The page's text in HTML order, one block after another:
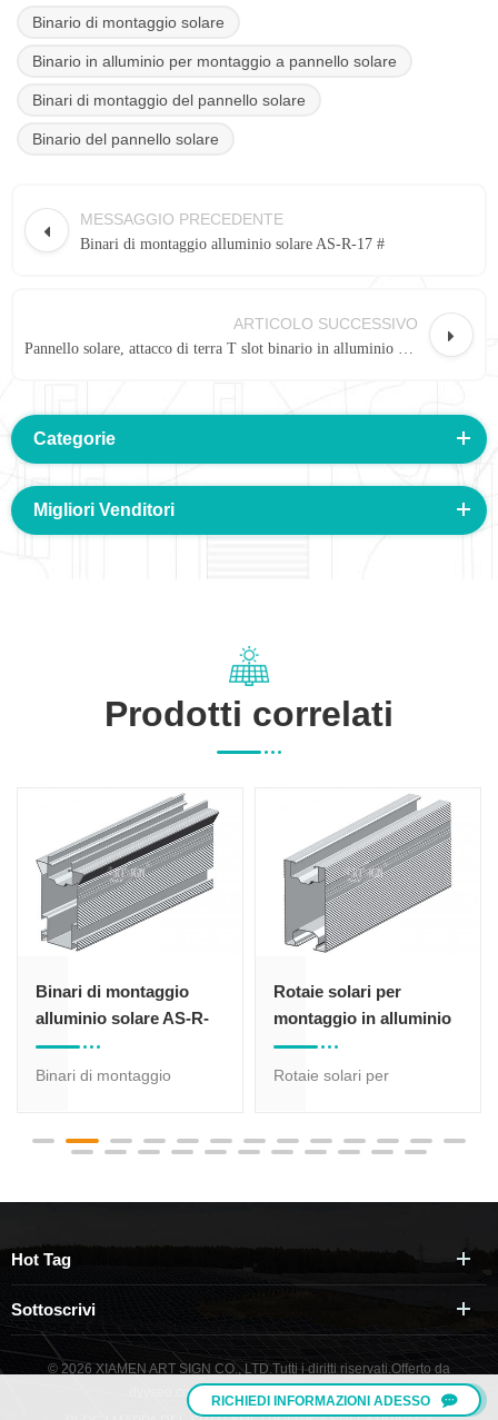
RICHIEDI INFORMAZIONI ADESSO
Binario di montaggio solare
Binario in alluminio per montaggio a pannello solare
Binari di montaggio del pannello solare
Binario del pannello solare
MESSAGGIO PRECEDENTE
Binari di montaggio alluminio solare AS-R-17 #
ARTICOLO SUCCESSIVO
Categorie
Migliori Venditori
Prodotti correlati
Binari di montaggio
alluminio solare AS-R-
17 #
Binari di montaggio
per il sistema di montaggio
Rotaie solari per
montaggio in alluminio
AS-R-20 #
Rotaie solari per
principalmente per il
e ambiente di carico della
neve, con anodizzazione
Trattamento, è Corrosione
elevata Resistente.
Hot Tag
Sottoscrivi
© 2026 XIAMEN ART SIGN CO., LTD.Tutti i diritti riservati. Offerto da
dyyseo.com